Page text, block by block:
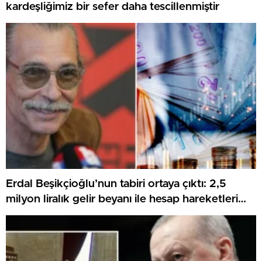
kardeşliğimiz bir sefer daha tescillenmiştir
Erdal Beşikçioğlu’nun tabiri ortaya çıktı: 2,5
milyon liralık gelir beyanı ile hesap hareketleri
örtüşmedi